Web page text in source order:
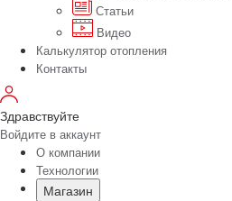
Статьи
Видео
Калькулятор отопления
Контакты
Здравствуйте
Войдите в аккаунт
О компании
Технологии
Магазин